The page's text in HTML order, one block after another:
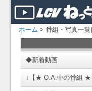
ホーム > 番組・写真一
◆新着動画
↓【★ O.A.中の番組 ★